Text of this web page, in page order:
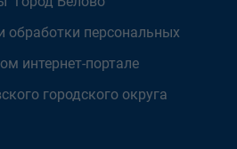
обработки персональных
интернет-портале
городского округа